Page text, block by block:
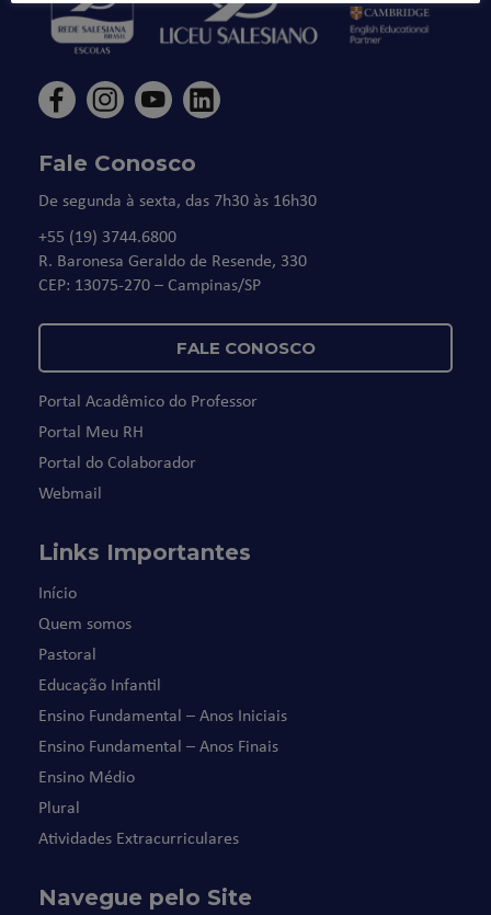
Fale Conosco
De segunda à sexta, das 7h30 às 16h30
+55 (19) 3744.6800
R. Baronesa Geraldo de Resende, 330
CEP: 13075-270 – Campinas/SP
FALE CONOSCO
Portal Acadêmico do Professor
Portal Meu RH
Portal do Colaborador
Webmail
Links Importantes
Início
Quem somos
Pastoral
Educação Infantil
Ensino Fundamental – Anos Iniciais
Ensino Fundamental – Anos Finais
Ensino Médio
Plural
Atividades Extracurriculares
Navegue pelo Site